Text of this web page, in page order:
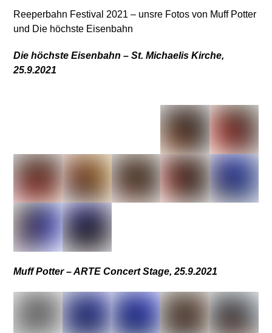
Reeperbahn Festival 2021 – unsre Fotos von Muff Potter
und Die höchste Eisenbahn
Die höchste Eisenbahn – St. Michaelis Kirche,
25.9.2021
Muff Potter – ARTE Concert Stage, 25.9.2021